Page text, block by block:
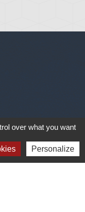
over what you want
Personalize